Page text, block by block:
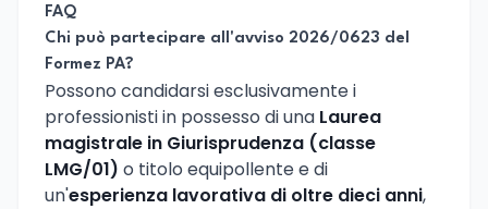
FAQ
Chi può partecipare all'avviso 2026/0623 del
Formez PA?
Possono candidarsi esclusivamente i
professionisti in possesso di una Laurea
magistrale in Giurisprudenza (classe
LMG/01) o titolo equipollente e di
un'esperienza lavorativa di oltre dieci anni,